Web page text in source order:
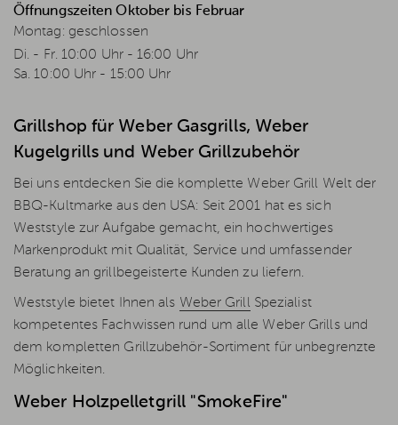
Öffnungszeiten Oktober bis Februar
Montag: geschlossen
Di. - Fr. 10:00 Uhr - 16:00 Uhr
Sa. 10:00 Uhr - 15:00 Uhr
Grillshop für Weber Gasgrills, Weber
Kugelgrills und Weber Grillzubehör
Bei uns entdecken Sie die komplette Weber Grill Welt der
BBQ-Kultmarke aus den USA: Seit 2001 hat es sich
Weststyle zur Aufgabe gemacht, ein hochwertiges
Markenprodukt mit Qualität, Service und umfassender
Beratung an grillbegeisterte Kunden zu liefern.
Weststyle bietet Ihnen als Weber Grill Spezialist
kompetentes Fachwissen rund um alle Weber Grills und
dem kompletten Grillzubehör-Sortiment für unbegrenzte
Möglichkeiten.
Weber Holzpelletgrill "SmokeFire"